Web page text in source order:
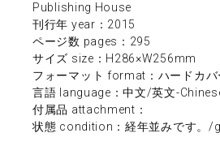
Publishing House
刊行年 year：2015
ページ数 pages：295
サイズ size：H286×W256mm
フォーマット format：ハードカ
言語 language：中文/英文-
付属品 attachment：
状態 condition：経年並みです。/